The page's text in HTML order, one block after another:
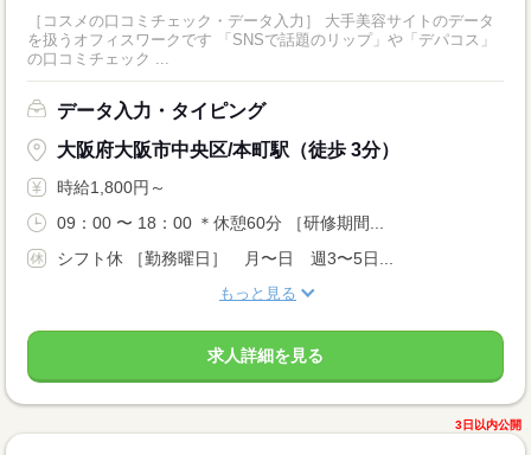
［コスメの口コミチェック・データ入力］ 大手美容サイトのデータ
を扱うオフィスワークです 「SNSで話題のリップ」や「デパコス」
の口コミチェック ...
データ入力・タイピング
大阪府大阪市中央区/本町駅（徒歩 3分）
時給1,800円～
09：00 〜 18：00 ＊休憩60分 ［研修期間...
シフト休 ［勤務曜日］ 月〜日 週3〜5日...
もっと見る
求人詳細を見る
3日以内公開